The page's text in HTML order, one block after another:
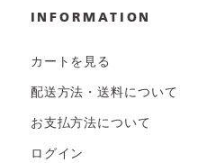
INFORMATION
カートを見る
配送方法・送料について
お支払方法について
ログイン